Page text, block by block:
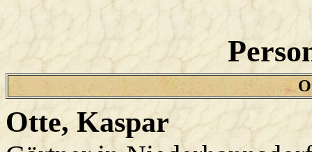
Otte, Kaspar